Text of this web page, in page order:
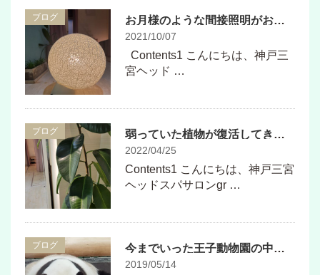
ブログ お月様のような間接照明がお気に入り
2021/10/07
Contents1 こんにちは、神戸三
宮ヘッド …
ブログ 弱っていた植物が復活してきました！
2022/04/25
Contents1 こんにちは、神戸三宮
ヘッドスパサロンgr …
ブログ 今までいった王子動物園の中でベストなパンダショット撮れました♪
2019/05/14